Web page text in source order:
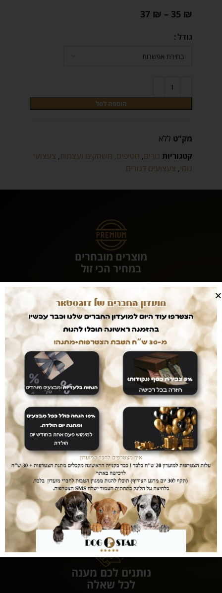
35 ₪
–
37 ₪
גודל
הוספה לסל
מק"ט ללא
קטגוריות גורים, חטיפים, משחקים ועצמות, צעצועי
גומי, צעצועים לגורים
מוצרים מובחרים
במחיר הכי זול
אחרי שנים של עבודה עם עשרות מותגים כיום אנו
משווקים אך ורק מוצרי ultra premium אשר נותן
לכלבכם תזונה מושלמת והמחירים... הכי זול שיש.
עושים לכם חיים קלים
המשלוחים עלינו
עם dogstar אין צורך לצאת מהבית. המשלוח יגיע
אליכם עד הבית ללא עלות נוספת.
דואגים לבטחון שלכם
רכישה בטוחה
ממשק הזמנות מאובטח ונגיש אשר יחסוך לכם זמן יקר
בהזמנת המוצרים.
נותנים לכם מענה
לכל שאלה